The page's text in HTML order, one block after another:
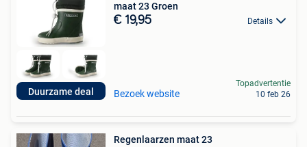
Duurzame deal
maat 23 Groen
€ 19,95 Details
Bezoek website
Topadvertentie
10 feb 26
Regenlaarzen maat 23